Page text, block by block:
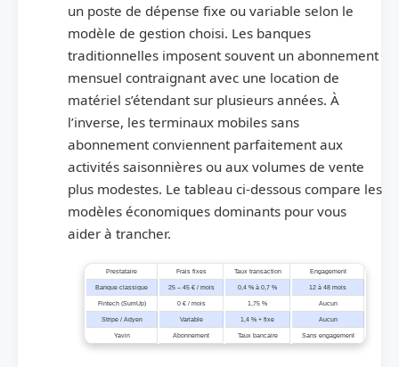
un poste de dépense fixe ou variable selon le
modèle de gestion choisi. Les banques
traditionnelles imposent souvent un abonnement
mensuel contraignant avec une location de
matériel s’étendant sur plusieurs années. À
l’inverse, les terminaux mobiles sans
abonnement conviennent parfaitement aux
activités saisonnières ou aux volumes de vente
plus modestes. Le tableau ci-dessous compare les
modèles économiques dominants pour vous
aider à trancher.
Prestataire Frais fixes Taux transaction Engagement
Banque classique 25 – 45 € / mois 0,4 % à 0,7 % 12 à 48 mois
Fintech (SumUp) 0 € / mois 1,75 % Aucun
Stripe / Adyen Variable 1,4 % + fixe Aucun
Yavin Abonnement Taux bancaire Sans engagement